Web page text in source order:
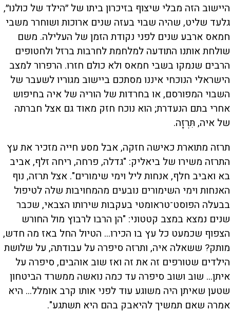
היישוב הזה מבלי שיצוף בזיכרון ביתו של ״הילד של כולנו״,
גלעד שליט, שהיה שבוי בעזה שנים ארוכות ושוחרר משבי
חמאס ארבע שנים לפני נקודת הזמן של העלילה. משם
שולחת אותנו התודעה למלחמת לחרבות ברזל ולחטופים
הרבים שנמקו בשבי חמאס ולא כולם חזרו. הרפרור למצב
הישראלי הנוכחי איננו מסתכם ביישוב מגוריו לשעבר של
השבוי המפורסם, או בחרדות של הוריה של איה בחיפוש
אחרי בתם הנעדרת; הוא נוכח חזק מאוד גם אצל חברתה
של איה, תִּרְזָה.
תרזה מתוארת כאישה חזקה, אבל מסע חייה מזכיר את עץ
התרזה משירו של ביאליק: "גדלה, פרחה, ריחה זלף, אביב
בא ואביב חלף, אנחות ליל וימי שימורים". אצל תרזה, נוף
האנחות וימי השימורים נובעים מהמחויבות שלה לטיפול
בבעלה הפוסט־טראומטי בעקבות שירותו הצבאי, שכבר
שנים נמצא במצב קטטוני: "הן הרבו לרבוץ מול החורש
הצפוף שכמעט כל עץ בו הכירו... הטיול החל באז מה חדש,
מותק? ששאלה איה, ותרזה סיפרה על עבודתה, על שלושת
הילדים שטורפים זה את זה ואז שוב אוהבים, סיפרה על
איתן... שוב ושוב סיפרה עד כמה נואשה ממשרד הביטחון
שטען שאיתן היה משוגע עוד לפני אותו קרב אומלל... היא
אמרה שאם תמשיך להיאבק בהם היא תשתגע".